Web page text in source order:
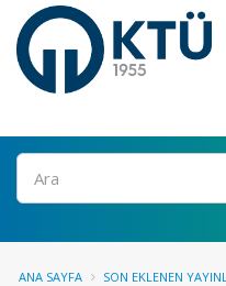
Ara
ANA SAYFA SON EKLENEN